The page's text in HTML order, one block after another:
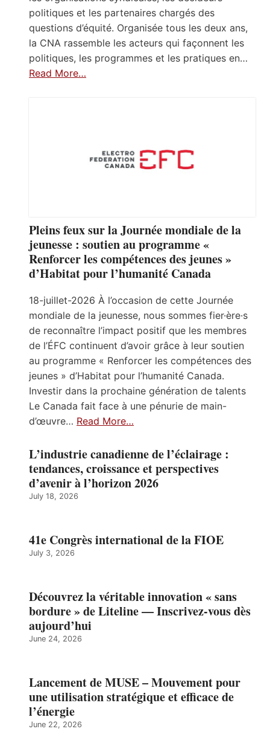
politiques et les partenaires chargés des
questions d’équité. Organisée tous les deux ans,
la CNA rassemble les acteurs qui façonnent les
politiques, les programmes et les pratiques en…
Read More…
Pleins feux sur la Journée mondiale de la
jeunesse : soutien au programme «
Renforcer les compétences des jeunes »
d’Habitat pour l’humanité Canada
18-juillet-2026 À l’occasion de cette Journée
mondiale de la jeunesse, nous sommes fier·ère·s
de reconnaître l’impact positif que les membres
de l’ÉFC continuent d’avoir grâce à leur soutien
au programme « Renforcer les compétences des
jeunes » d’Habitat pour l’humanité Canada.
Investir dans la prochaine génération de talents
Le Canada fait face à une pénurie de main-
d’œuvre… Read More…
L’industrie canadienne de l’éclairage :
tendances, croissance et perspectives
d’avenir à l’horizon 2026
July 18, 2026
41e Congrès international de la FIOE
July 3, 2026
Découvrez la véritable innovation « sans
bordure » de Liteline — Inscrivez-vous dès
aujourd’hui
June 24, 2026
Lancement de MUSE – Mouvement pour
une utilisation stratégique et efficace de
l’énergie
June 22, 2026